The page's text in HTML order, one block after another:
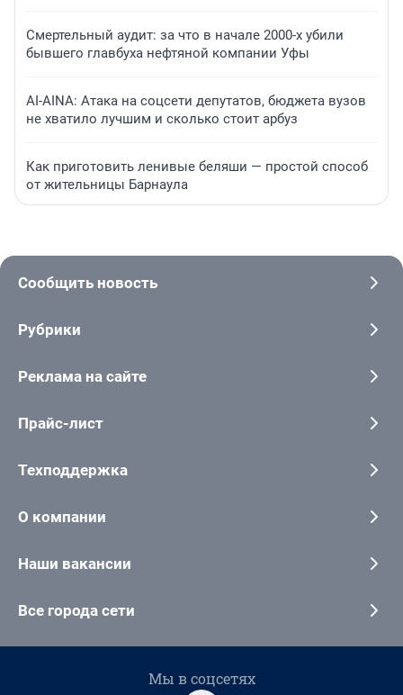
Смертельный аудит: за что в начале 2000-х убили
бывшего главбуха нефтяной компании Уфы
AI-AINA: Атака на соцсети депутатов, бюджета вузов
не хватило лучшим и сколько стоит арбуз
Как приготовить ленивые беляши — простой способ
от жительницы Барнаула
Сообщить новость
Рубрики
Реклама на сайте
Прайс-лист
Техподдержка
О компании
Наши вакансии
Все города сети
Мы в соцсетях